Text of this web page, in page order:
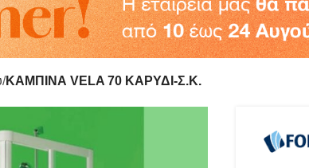
ΚΑΜΠΙΝΑ VELA 70 ΚΑΡΥΔΙ-Σ.Κ.